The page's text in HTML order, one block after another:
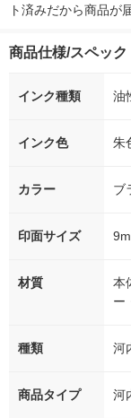
ト済みだから商品が
商品仕様/スペック
インク種類 油
インク色 朱
カラー ブ
印面サイズ
材質
本
ー
種類 河
商品タイプ 河